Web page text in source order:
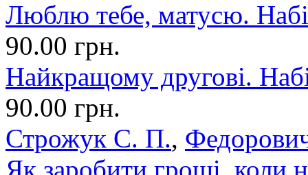
Люблю тебе, матусю.
90.00 грн.
Найкращому другові.
90.00 грн.
Строжук С. П.,
Як заробити гроші, коли